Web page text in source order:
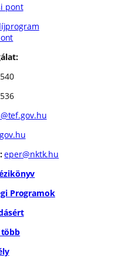
pont
eper@nktk.hu
Programok
több